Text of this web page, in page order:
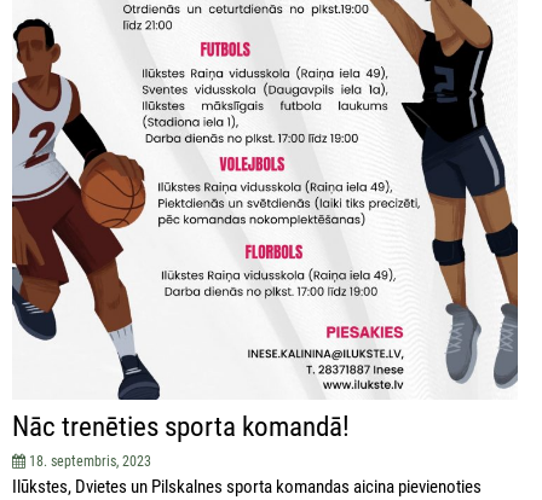
Nāc trenēties sporta komandā!
18. septembris, 2023
Ilūkstes, Dvietes un Pilskalnes sporta komandas aicina pievienoties